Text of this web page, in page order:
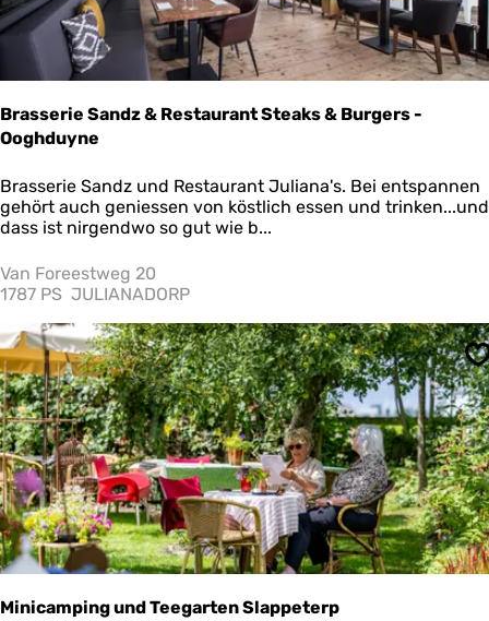
Brasserie Sandz & Restaurant Steaks & Burgers -
Ooghduyne
B
r
a
s
e
i
e
S
a
n
d
z
&
R
e
s
t
a
u
Brasserie Sandz und Restaurant Juliana's. Bei entspannen
gehört auch geniessen von köstlich essen und trinken...und
dass ist nirgendwo so gut wie b...
Van Foreestweg 20
1787 PS JULIANADORP
Minicamping und Teegarten Slappeterp